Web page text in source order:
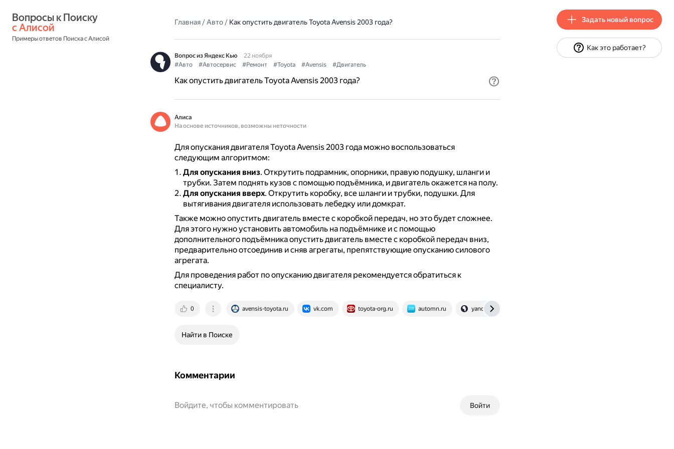
с Алисой
Примеры ответов Поиска с Алисой
Главная/Авто/ Как опустить двигатель Toyota Avensis 2003 года?
Вопрос из Яндекс Кью
22 ноября
#Авто
#Автосервис #Ремонт #Toyota #Avensis #Двигатель
Как опустить двигатель Toyota Avensis 2003 года?
Алиса
На основе источников, возможны неточности
Для опускания двигателя Toyota Avensis 2003 года можно воспользоваться
следующим алгоритмом:
Для опускания вниз. Открутить подрамник, опорники, правую подушку, шланги и
трубки. Затем поднять кузов с помощью подъёмника, и двигатель окажется на полу.
Для опускания вверх. Открутить коробку, все шланги и трубки, подушки. Для
вытягивания двигателя использовать лебедку или домкрат.
Также можно опустить двигатель вместе с коробкой передач, но это будет сложнее.
Для этого нужно установить автомобиль на подъёмнике и с помощью
дополнительного подъёмника опустить двигатель вместе с коробкой передач вниз,
предварительно отсоединив и сняв агрегаты, препятствующие опусканию силового
агрегата.
Для проведения работ по опусканию двигателя рекомендуется обратиться к
специалисту.
0 avensis-toyota.ru vk.com toyota-org.ru automn.ru yandex.ru
Найти в Поиске
Комментарии
Войти
Войдите, чтобы комментировать
Задать новый вопрос
Как это работает?